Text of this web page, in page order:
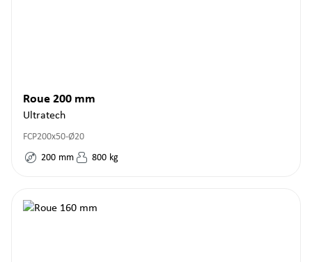
Roue 200 mm
Ultratech
FCP200x50-Ø20
200 mm 800 kg